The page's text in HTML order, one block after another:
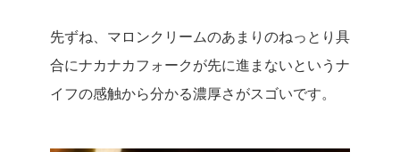
先ずね、マロンクリームのあまりのねっとり具
合にナカナカフォークが先に進まないというナ
イフの感触から分かる濃厚さがスゴいです。